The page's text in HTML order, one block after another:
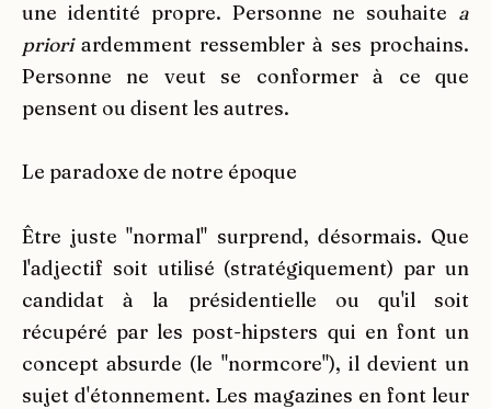
une identité propre. Personne ne souhaite a
priori ardemment ressembler à ses prochains.
Personne ne veut se conformer à ce que
pensent ou disent les autres.
Le paradoxe de notre époque
Être juste "normal" surprend, désormais. Que
l'adjectif soit utilisé (stratégiquement) par un
candidat à la présidentielle ou qu'il soit
récupéré par les post-hipsters qui en font un
concept absurde (le "normcore"), il devient un
sujet d'étonnement. Les magazines en font leur